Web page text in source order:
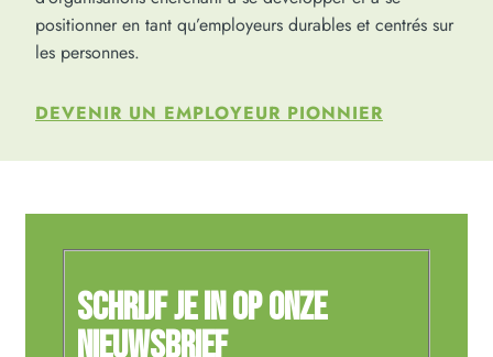
positionner en tant qu’employeurs durables et centrés sur
les personnes.
DEVENIR UN EMPLOYEUR PIONNIER